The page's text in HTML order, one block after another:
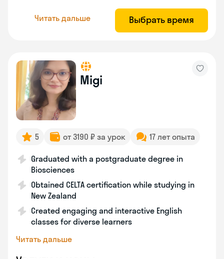
Читать дальше Выбрать время
Migi
5 от 3190 ₽ за урок 17 лет опыта
Graduated with a postgraduate degree in
Biosciences
Obtained CELTA certification while studying in
New Zealand
Created engaging and interactive English
classes for diverse learners
Читать дальше